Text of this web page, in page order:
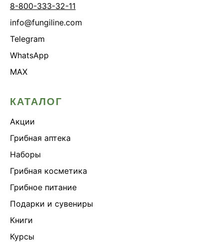
8-800-333-32-11
info@fungiline.com
Telegram
WhatsApp
MAX
КАТАЛОГ
Акции
Грибная аптека
Наборы
Грибная косметика
Грибное питание
Подарки и сувениры
Книги
Курсы